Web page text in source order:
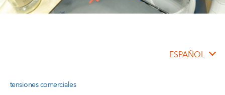
ESPAÑOL
tensiones comerciales